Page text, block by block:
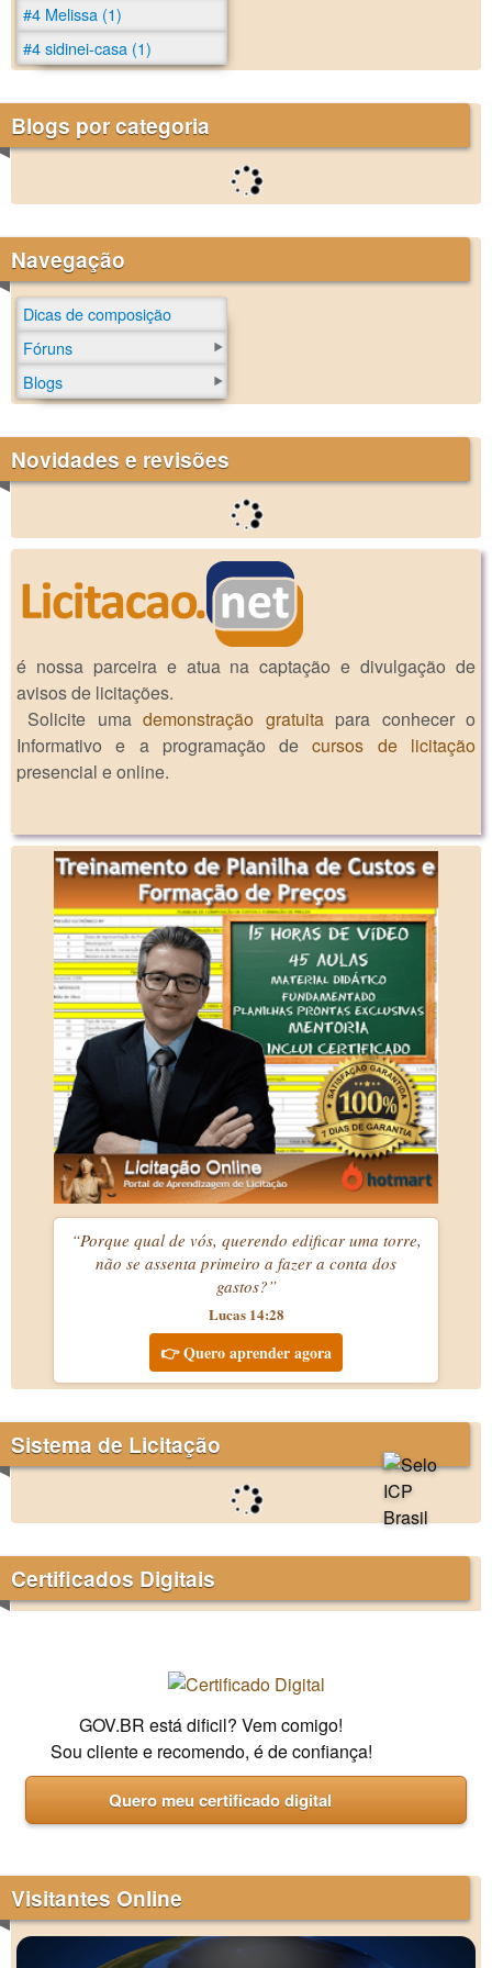
#4 Melissa (1)
#4 sidinei-casa (1)
Blogs por categoria
Navegação
Dicas de composição
Fóruns
Blogs
Novidades e revisões
é nossa parceira e atua na captação e divulgação de
avisos de licitações.
Solicite umademonstração gratuitapara conhecer o
Informativo e a programação decursos de licitação
presencial e online.
“Porque qual de vós, querendo edificar uma torre,
não se assenta primeiro a fazer a conta dos
gastos?”
Lucas 14:28
👉 Quero aprender agora
Sistema de Licitação
Certificados Digitais
GOV.BR está dificil? Vem comigo!
Sou cliente e recomendo, é de confiança!
Quero meu certificado digital
Visitantes Online